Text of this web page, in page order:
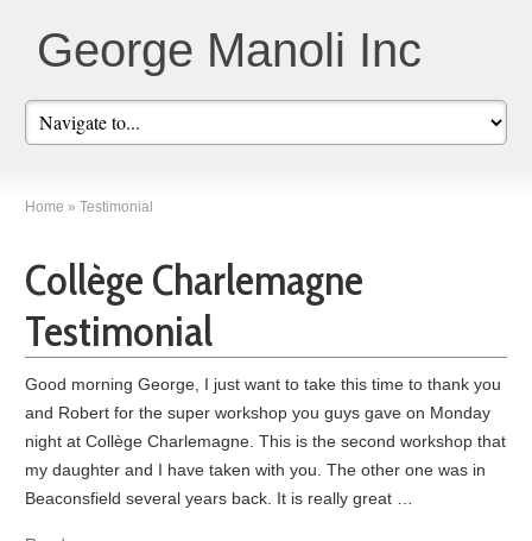
George Manoli Inc
Home » Testimonial
Collège Charlemagne
Testimonial
Good morning George, I just want to take this time to thank you
and Robert for the super workshop you guys gave on Monday
night at Collège Charlemagne. This is the second workshop that
my daughter and I have taken with you. The other one was in
Beaconsfield several years back. It is really great …